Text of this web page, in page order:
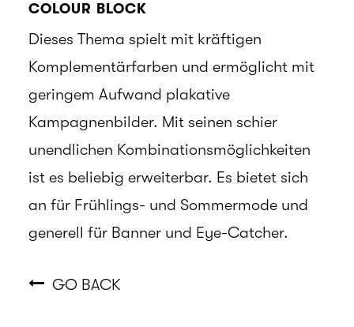
COLOUR BLOCK
Dieses Thema spielt mit kräftigen
Komplementärfarben und ermöglicht mit
geringem Aufwand plakative
Kampagnenbilder. Mit seinen schier
unendlichen Kombinationsmöglichkeiten
ist es beliebig erweiterbar. Es bietet sich
an für Frühlings- und Sommermode und
generell für Banner und Eye-Catcher.
GO BACK